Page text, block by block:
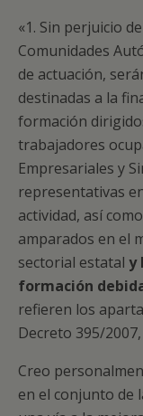
«1. Sin perjuicio
Comunidades
de actuación,
destinadas a la
formación
trabajadores
Empresariales y
representativas
actividad, así
amparados en el
sectorial estatal y
formación
refieren los
Decreto 395/
Creo
en el conjunto de